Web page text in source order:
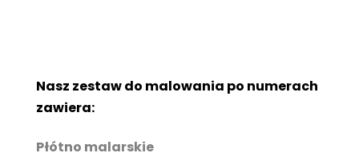
Nasz zestaw do malowania po numerach
zawiera:
Płótno malarskie